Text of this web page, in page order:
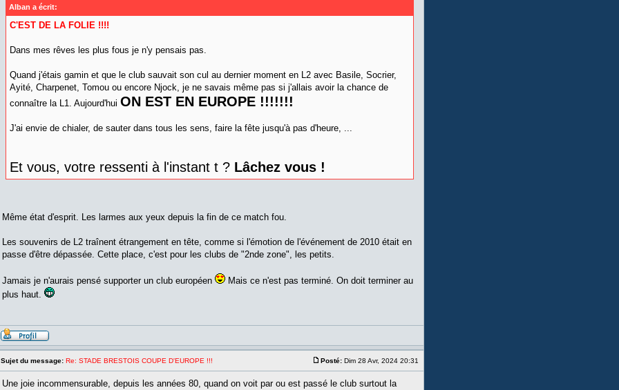
Alban a écrit:
C'EST DE LA FOLIE !!!!
Dans mes rêves les plus fous je n'y pensais pas.
Quand j'étais gamin et que le club sauvait son cul au dernier moment en L2 avec Basile, Socrier,
Ayité, Charpenet, Tomou ou encore Njock, je ne savais même pas si j'allais avoir la chance de
connaître la L1. Aujourd'hui ON EST EN EUROPE !!!!!!!
J'ai envie de chialer, de sauter dans tous les sens, faire la fête jusqu'à pas d'heure, ...
Et vous, votre ressenti à l'instant t ? Lâchez vous !
Même état d'esprit. Les larmes aux yeux depuis la fin de ce match fou.
Les souvenirs de L2 traînent étrangement en tête, comme si l'émotion de l'événement de 2010 était en
passe d'être dépassée. Cette place, c'est pour les clubs de "2nde zone", les petits.
Jamais je n'aurais pensé supporter un club européen
Mais ce n'est pas terminé. On doit terminer au
plus haut.
Sujet du message: Re: STADE BRESTOIS COUPE D'EUROPE !!! Posté: Dim 28 Avr, 2024 20:31
Une joie incommensurable, depuis les années 80, quand on voit par ou est passé le club surtout la